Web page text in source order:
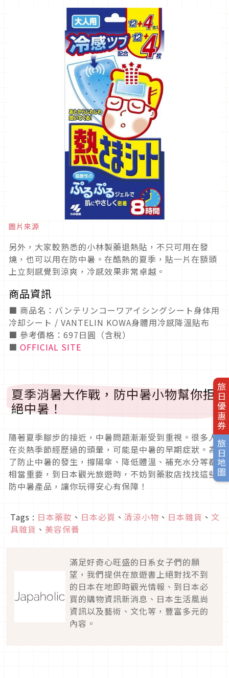
旅日優惠券
旅日地圖
圖片來源
另外，大家較熟悉的小林製藥退熱貼，不只可用在發
燒，也可以用在防中暑。在酷熱的夏季，貼一片在額頭
上立刻感覺到涼爽，冷感效果非常卓越。
商品資訊
■ 商品名：バンテリンコーワアイシングシート身体用
冷却シート / VANTELIN KOWA身體用冷感降溫貼布
■ 參考價格：697日圓（含稅）
■ OFFICIAL SITE
夏季消暑大作戰，防中暑小物幫你拒
絕中暑！
隨著夏季腳步的接近，中暑問題漸漸受到重視。很多人
在炎熱季節經歷過的頭暈，可能是中暑的早期症狀。為
了防止中暑的發生，撐陽傘、降低體溫、補充水分等都
相當重要，到日本觀光旅遊時，不妨到藥妝店找找這些
防中暑產品，讓你玩得安心有保障！
Tags : 日本藥妝 、 日本必買 、 清涼小物 、 日本雜貨 、 文
具雜貨 、 美容保養
滿足好奇心旺盛的日系女子們的願
望，我們提供在旅遊書上絕對找不到
的日本在地即時觀光情報、到日本必
買的購物資訊新消息、日本生活風尚
資訊以及藝術、文化等，豐富多元的
內容。